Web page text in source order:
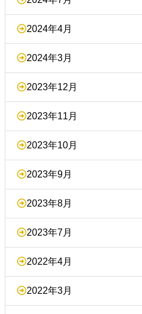
2024年4月
2024年3月
2023年12月
2023年11月
2023年10月
2023年9月
2023年8月
2023年7月
2022年4月
2022年3月